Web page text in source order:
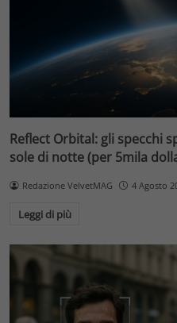
Reflect Orbital: gli specchi
sole di notte (per 5mila
Redazione VelvetMAG 4 Agosto
Leggi di più